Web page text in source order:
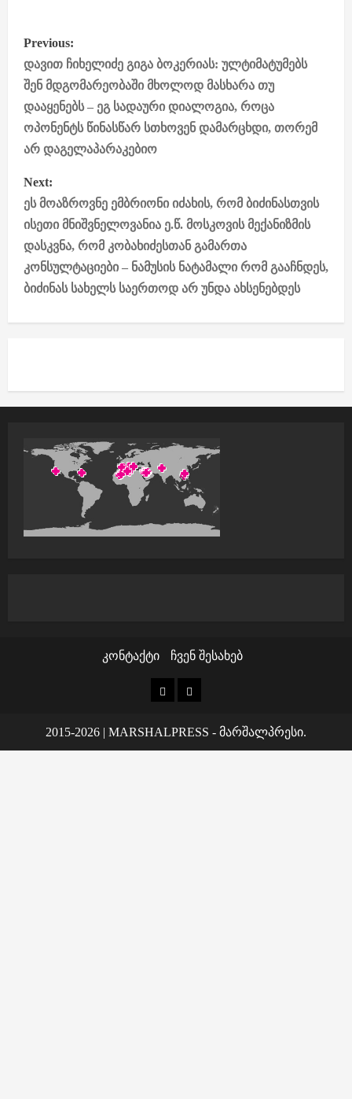
P
o
s
t
a
v
i
g
i
n
Previous:
დავით ჩიხელიძე გიგა ბოკერიას: ულტიმატუმებს
შენ მდგომარეობაში მხოლოდ მასხარა თუ
დააყენებს – ეგ სადაური დიალოგია, როცა
ოპონენტს წინასწარ სთხოვენ დამარცხდი, თორემ
არ დაგელაპარაკებიო
Next:
ეს მოაზროვნე ემბრიონი იძახის, რომ ბიძინასთვის
ისეთი მნიშვნელოვანია ე.წ. მოსკოვის მექანიზმის
დასკვნა, რომ კობახიძესთან გამართა
კონსულტაციები – ნამუსის ნატამალი რომ გააჩნდეს,
ბიძინას სახელს საერთოდ არ უნდა ახსენებდეს
კონტაქტი ჩვენ შესახებ
კონტაქტი
ჩვენ
2015-2026 | MARSHALPRESS - მარშალპრესი.